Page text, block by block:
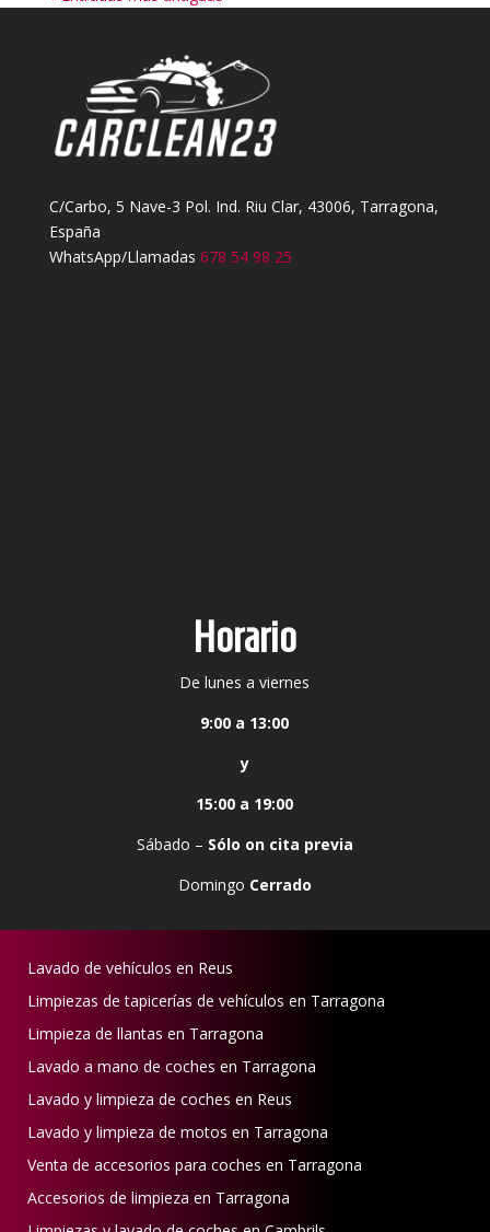
C/Carbo, 5 Nave-3 Pol. Ind. Riu Clar, 43006, Tarragona,
España
WhatsApp/Llamadas 678 54 98 25
Horario
De lunes a viernes
9:00 a 13:00
y
15:00 a 19:00
Sábado – Sólo on cita previa
Domingo Cerrado
Lavado de vehículos en Reus
Limpiezas de tapicerías de vehículos en Tarragona
Limpieza de llantas en Tarragona
Lavado a mano de coches en Tarragona
Lavado y limpieza de coches en Reus
Lavado y limpieza de motos en Tarragona
Venta de accesorios para coches en Tarragona
Accesorios de limpieza en Tarragona